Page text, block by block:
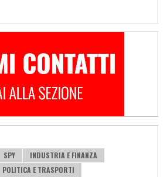
SPY
INDUSTRIA E FINANZA
POLITICA E TRASPORTI